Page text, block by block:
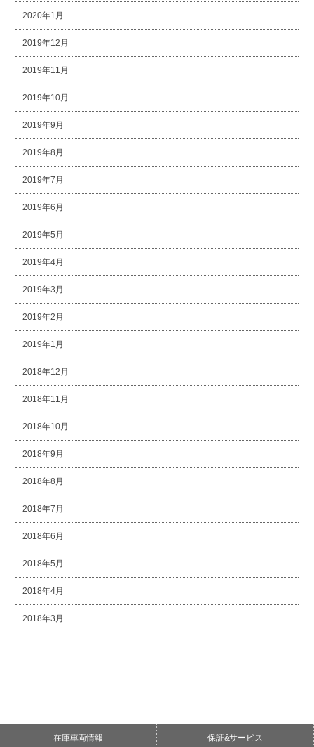
2020年1月
2019年12月
2019年11月
2019年10月
2019年9月
2019年8月
2019年7月
2019年6月
2019年5月
2019年4月
2019年3月
2019年2月
2019年1月
2018年12月
2018年11月
2018年10月
2018年9月
2018年8月
2018年7月
2018年6月
2018年5月
2018年4月
2018年3月
在庫車両情報 保証&サービス